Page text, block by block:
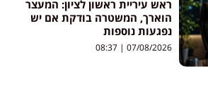
ראש עיריית ראשון לציון: המעצר
הוארך, המשטרה בודקת אם יש
נפגעות נוספות
07/08/2026